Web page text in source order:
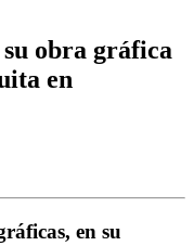
obra gráfica
en
en su